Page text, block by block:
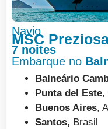
Navio
MSC
7 noites
Embarque no
Balneário
Punta del Este,
Buenos Aires,
Santos, Brasil